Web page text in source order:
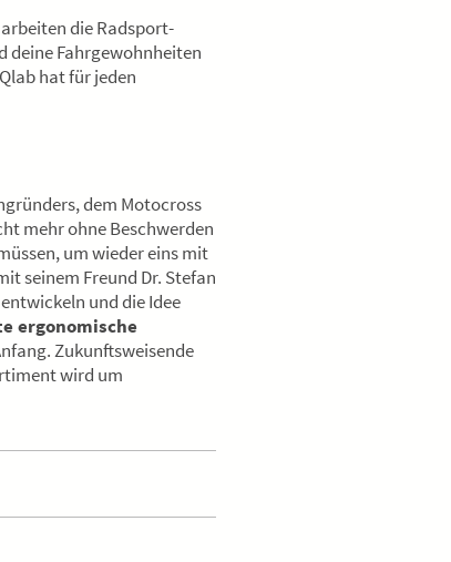
die Radsport-
deine Fahrgewohnheiten
hat für jeden
dem Motocross
mehr ohne Beschwerden
um wieder eins mit
seinem Freund Dr. Stefan
und die Idee
ergonomische
Zukunftsweisende
wird um